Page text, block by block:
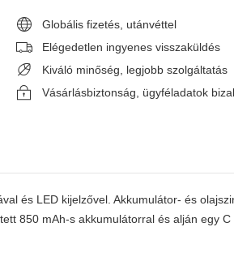
Globális fizetés, utánvéttel
Elégedetlen ingyenes visszaküldés
Kiváló minőség, legjobb szolgáltatás
Vásárlásbiztonság, ügyféladatok
és LED kijelzővel. Akkumulátor- és
850 mAh-s akkumulátorral és alján egy